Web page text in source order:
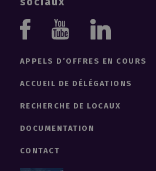
YoutubeLinkedin
APPELS D’OFFRES EN COURS
ACCUEIL DE DÉLÉGATIONS
RECHERCHE DE LOCAUX
DOCUMENTATION
CONTACT